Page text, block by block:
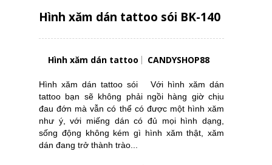
Hình xăm dán tattoo sói BK-140
Hình xăm dán tattoo CANDYSHOP88
Hình xăm dán tattoo sói Với hình xăm dán
tattoo bạn sẽ không phải ngồi hàng giờ chịu
đau đớn mà vẫn có thể có được một hình xăm
như ý, với miếng dán có đủ mọi hình dạng,
sống động không kém gì hình xăm thật, xăm
dán đang trở thành trào...